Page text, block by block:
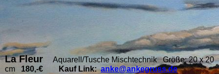
la Fleur I
La Fleur Aquarell/Tusche Mischtechnik Größe: 20 x 20
cm 180,-€ Kauf Link:anke@ankegruss.de